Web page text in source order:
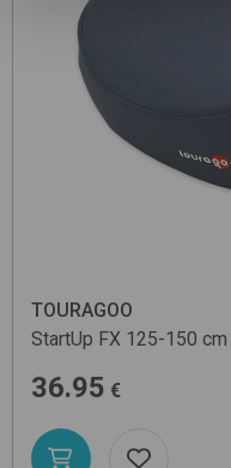
TOURAGOO
StartUp FX 125-150 cm
36.95 €